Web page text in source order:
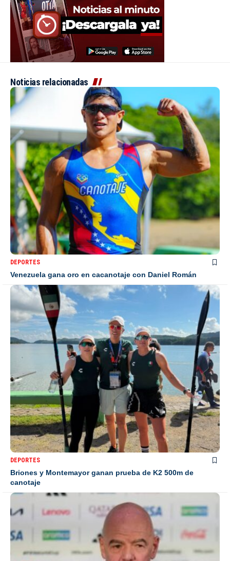
Noticias relacionadas
DEPORTES
Venezuela gana oro en cacanotaje con Daniel Román
DEPORTES
Briones y Montemayor ganan prueba de K2 500m de
canotaje